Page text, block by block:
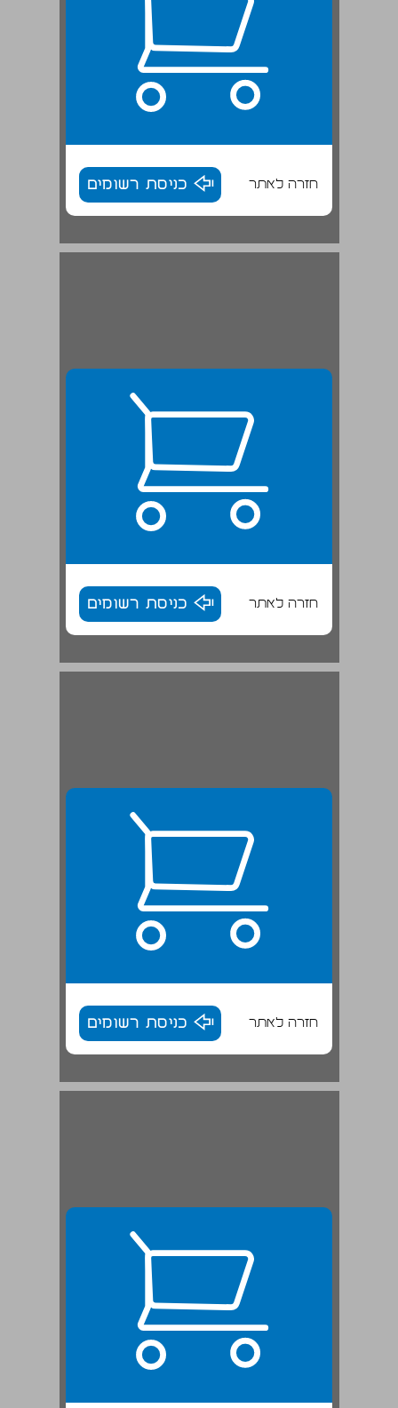
חזרה לאתר כניסת רשומים
סיכום־ביניים בשנת 1900 ... 26
חזרה לאתר כניסת רשומים
חזרה לאתר כניסת רשומים